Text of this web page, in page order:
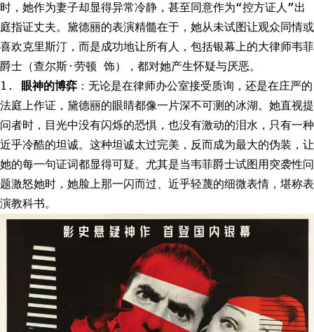
时，她作为妻子却显得异常冷静，甚至同意作为“控方证人”出
庭指证丈夫。黛德丽的表演精髓在于，她从未试图让观众同情或
喜欢克里斯汀，而是成功地让所有人，包括银幕上的大律师韦菲
爵士（查尔斯·劳顿 饰），都对她产生怀疑与厌恶。
1. 眼神的博弈 ：无论是在律师办公室接受质询，还是在庄严的
法庭上作证，黛德丽的眼睛都像一片深不可测的冰湖。她直视提
问者时，目光中没有闪烁的恐惧，也没有激动的泪水，只有一种
近乎冷酷的坦诚。这种坦诚太过完美，反而成为最大的伪装，让
她的每一句证词都显得可疑。尤其是当韦菲爵士试图用突袭性问
题激怒她时，她脸上那一闪而过、近乎轻蔑的细微表情，堪称表
演教科书。